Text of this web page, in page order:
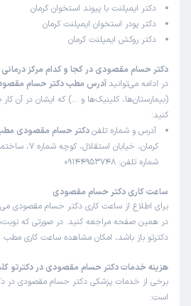
دکتر ایمپلنت با پیوند استخوان کرمان
دکتر پودر استخوان ایمپلنت کرمان
دکتر روکش ایمپلنت کرمان
دکتر حسام مقصودی در کجا و کدام مرکز درمانی
در ادامه می‌توانید آدرس مطب دکتر حسام
(بیمارستان‌ها، کلینیک‌ها و …) که ایشان در آن
کنید:
آدرس و شماره تلفندکتر حسام مقصودی مطب
شماره تلفن: 09144953748
ساعت کاری دکتر حسام مقصودی
برای اطلاع از ساعت کاری دکتر حسام مقصودی
در همین صفحه مراجعه کنید. در صورتی که
دکترتو باز باشد، امکان مشاهده ساعت کاری مطب
هزینه خدمات دکتر حسام مقصودی در دکترتو
برخی از خدمات پزشکی دکتر حسام مقصودی در
است: